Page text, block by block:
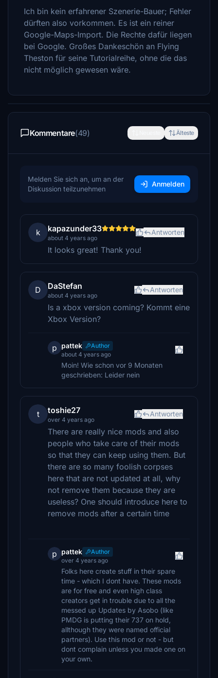
Ich bin kein erfahrener Szenerie-Bauer; Fehler
dürften also vorkommen. Es ist ein reiner
Google-Maps-Import. Die Rechte dafür liegen
bei Google. Großes Dankeschön an Flying
Theston für seine Tutorialreihe, ohne die das
nicht möglich gewesen wäre.
Kommentare(49) Älteste
Melden Sie sich an, um an der
Diskussion teilzunehmen
Anmelden
k kapazunder33
about 4 years ago
Antworten
It looks great! Thank you!
D DaStefan
about 4 years ago
Antworten
Is a xbox version coming? Kommt eine
Xbox Version?
p pattek
Author
about 4 years ago
Moin! Wie schon vor 9 Monaten
geschrieben: Leider nein
t toshie27
over 4 years ago
Antworten
There are really nice mods and also
people who take care of their mods
so that they can keep using them. But
there are so many foolish corpses
here that are not updated at all, why
not remove them because they are
useless? One should introduce here to
remove mods after a certain time
p pattek
Author
over 4 years ago
Folks here create stuff in their spare
time - which I dont have. These mods
are for free and even high class
creators get in trouble due to all the
messed up Updates by Asobo (like
PMDG is putting their 737 on hold,
allthough they were named official
partners). Use this mod or not - but
dont complain unless you made one on
your own.